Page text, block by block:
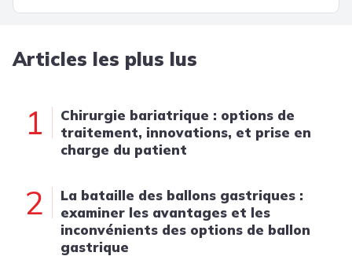
Articles les plus lus
1
Chirurgie bariatrique : options de
traitement, innovations, et prise en
charge du patient
2
La bataille des ballons gastriques :
examiner les avantages et les
inconvénients des options de ballon
gastrique